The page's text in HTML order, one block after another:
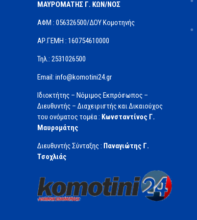
ΜΑΥΡΟΜΑΤΗΣ Γ. ΚΩΝ/ΝΟΣ
ΑΦΜ : 056326500/ΔOΥ Κομοτηνής
ΑΡ.ΓΕΜΗ : 160754610000
Τηλ.: 2531026500
Email: info@komotini24.gr
Ιδιοκτήτης – Νόμιμος Εκπρόσωπος –
Διευθυντής – Διαχειριστής και Δικαιούχος
του ονόματος τομέα : Κωνσταντίνος Γ.
Μαυρομάτης
Διευθυντής Σύνταξης : Παναγιώτης Γ.
Τσοχλιάς